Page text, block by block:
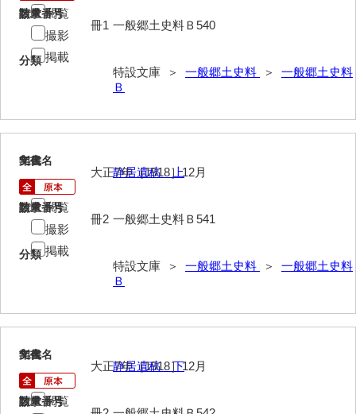
請求番号
一般郷土史料Ｂ540
分類
特設文庫 ＞ 一般郷土史料 ＞ 一般郷土史料
Ｂ
数量
冊1
閲覧
撮影
掲載
913
文書名
静居遺稿 上
請求番号
一般郷土史料Ｂ541
分類
特設文庫 ＞ 一般郷土史料 ＞ 一般郷土史料
Ｂ
年代
大正7年［1918］12月
数量
冊2
閲覧
撮影
掲載
914
文書名
静居遺稿 下
請求番号
年代
大正7年［1918］12月
数量 閲覧